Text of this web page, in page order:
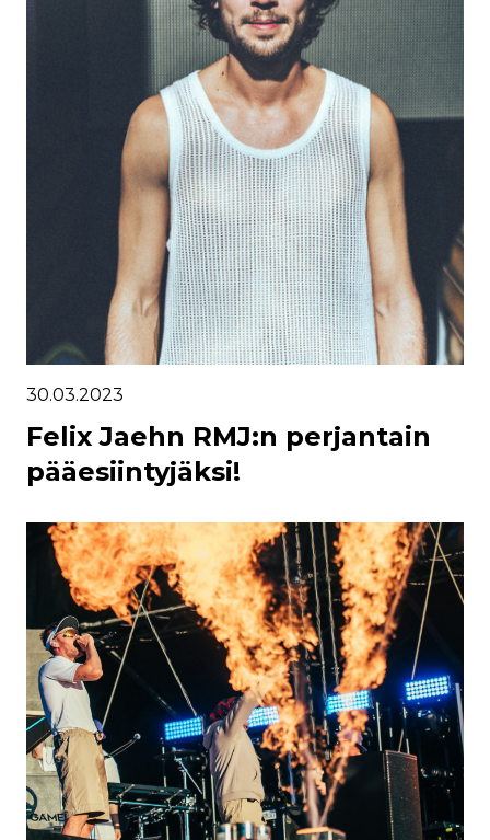
30.03.2023
Felix Jaehn RMJ:n perjantain
pääesiintyjäksi!